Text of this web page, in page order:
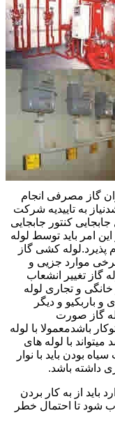
گاز مصرفی انجام
به تاییدیه شرکت
کنتور جابجایی
امر باید توسط لوله
کشی گاز
موارد جزیی و
گاز تغییر انشعاب
و تجاری لوله
باربکیو و دیگر
گاز صورت
باشدمعمولا با لوله
با لوله های
بودن باید با نوار
داشته باشد.
باید از به کار بردن
شود تا احتمال خطر